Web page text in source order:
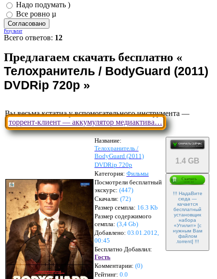
Надо подумать )
Все ровно µ
Результат
Всего ответов: 12
Вы весьма кстатиа у вспомогательного инструмента —
торрент-клиент — аккумулятор медиактива…
Название:
Телохранитель /
BodyGuard (2011)
DVDRip 720р
1.4 GB
!!! НадаВите
сюда —
качается
бесплатный
установщик
набора
«Утилит» [с
нужным Вам
файлом
.torrent] !!!
Категория: Фильмы
Посмотрели бесплатный
экскурс: (447)
Скачали: (72)
Размер семпла: 16.3 Kb
Размер содержимого
семпла: (3,4 Gb)
Добавлено: 03.01.2012,
00:45
Бесплатно Добавлил:
Гость
Комментарии: (0)
Рейтинг: 0.0